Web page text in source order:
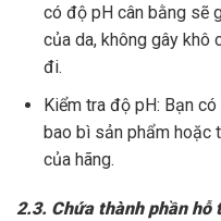
có độ pH cân bằng sẽ
của da, không gây khô
đi.
Kiểm tra độ pH: Bạn
bao bì sản phẩm hoặc
của hãng.
2.3. Chứa thành phần hỗ